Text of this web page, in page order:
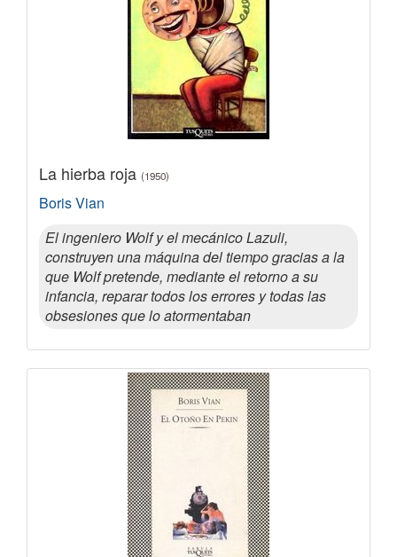
La hierba roja (1950)
Boris Vian
El ingeniero Wolf y el mecánico Lazuli,
construyen una máquina del tiempo gracias a la
que Wolf pretende, mediante el retorno a su
infancia, reparar todos los errores y todas las
obsesiones que lo atormentaban